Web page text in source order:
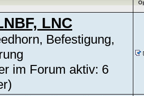
LNC
Befestigung,
im Forum aktiv: 6